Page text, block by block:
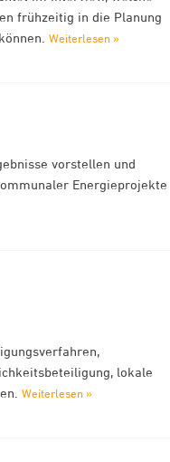
frühzeitig in die Planung
Weiterlesen »
vorstellen und
Energieprojekte
lokale
Weiterlesen »